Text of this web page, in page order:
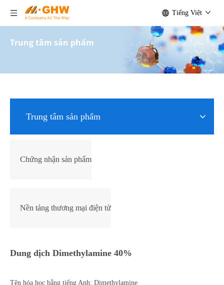
Tiếng Việt
Trung tâm sản phẩm
Trung tâm sản phẩm
Chứng nhận sản phẩm
Nền tảng thương mại điện tử
Dung dịch Dimethylamine 40%
Tên hóa học bằng tiếng Anh: Dimethylamine